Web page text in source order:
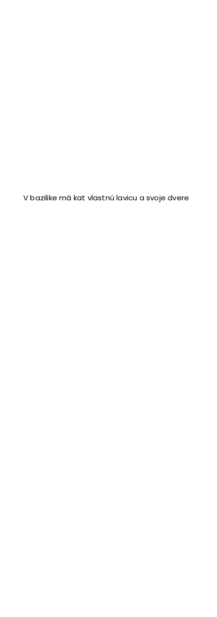
V bazilike má kat vlastnú lavicu a svoje dvere